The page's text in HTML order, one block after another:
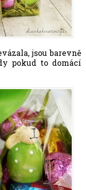
jsou barevně
pokud to domácí